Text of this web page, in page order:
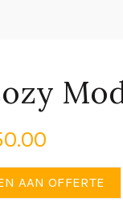
AAN OFFERTE